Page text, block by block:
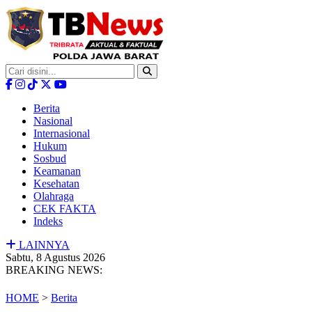
Berita
Nasional
Internasional
Hukum
Sosbud
Keamanan
Kesehatan
Olahraga
CEK FAKTA
Indeks
LAINNYA
Sabtu, 8 Agustus 2026
BREAKING NEWS:
HOME > Berita